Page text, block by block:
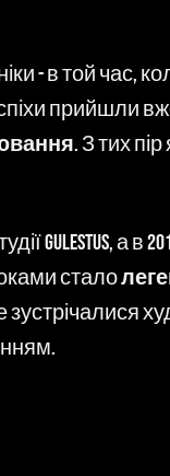
- в той час,
прийшли
. З тих
Gulestus, а в
стало